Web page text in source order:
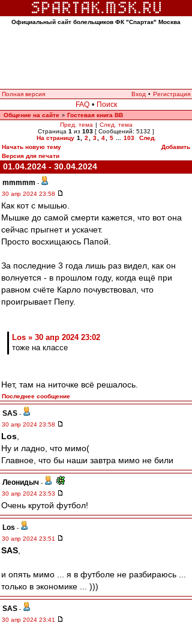
Официальный сайт болельщиков ФК "Спартак" Москва
Полная версия Вход • Регистрация
FAQ • Поиск
Общение на сайте » Гостевая книга ВВ
Пред. тема | След. тема
Страница 1 из 103 [ Сообщений: 5132 ]
На страницу 1 2 3 4 5 103
След.
Начать новую тему
Добавить
Версия для печати
01.04.2024 - 30.04.2024
mmmmm -
30 апр 2024 23:58
Как кот с мышью.
Мышке до самой смерти кажется, что вот она
сейчас прыгнет и ускачет.
Просто восхищаюсь Папой.
За последние 3 года лишь раз видел, как он
волнуется - в прошлом году, когда ещё при
равном счёте Карло почувствовал, что
проигрывает Пепу.
Los » 30 апр 2024 23:02
тоже на классе
Нет, там на ниточке всё решалось.
Последнее сообщение
SAS -
30 апр 2024 23:58
Los
Ну и ладно, что мимо(
Главное, что бы наши завтра мимо не били
Леонидыч -
30 апр 2024 23:53
Очень крутой футбол!
Los -
30 апр 2024 23:51
SAS
и опять мимо ... я в футболе не разбираюсь ...
только в экономике ... )))
SAS -
30 апр 2024 23:41